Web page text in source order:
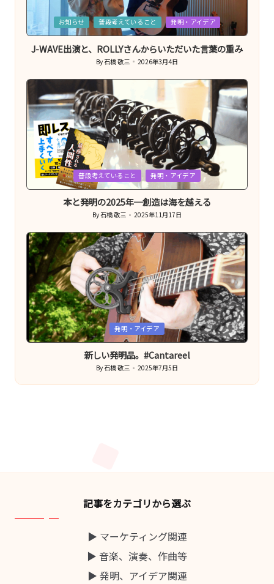
Posted
in
お知らせ 普段考えていること 発明・アイデア
J-WAVE出演と、ROLLYさんからいただいた言葉の重み
Posted
by
By石橋 敬三 2026年3月4日
Posted
in
普段考えていること 発明・アイデア
本と発明の2025年─創造は海を越える
Posted
by
By石橋 敬三 2025年11月17日
Posted
in
発明・アイデア
新しい発明品。#Cantareel
Posted
by
By石橋 敬三 2025年7月5日
記事をカテゴリから選ぶ
▶ マーケティング関連
▶ 音楽、演奏、作曲等
▶ 発明、アイデア関連